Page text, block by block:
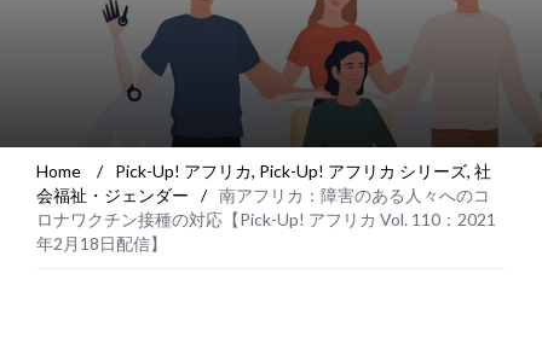
Home / Pick-Up! アフリカ, Pick-Up! アフリカ シリーズ, 社
会福祉・ジェンダー
/ 南アフリカ：障害のある人々へのコ
ロナワクチン接種の対応【Pick-Up! アフリカ Vol. 110：2021
年2月18日配信】